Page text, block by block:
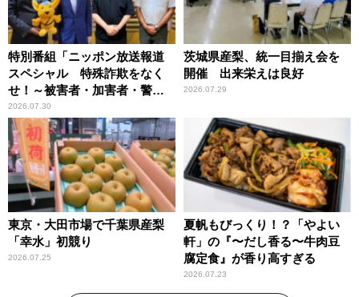
特別番組「ニッポン放送報道
スペシャル 特殊詐欺をなく
せ！～被害者・加害者・警視
庁が語るトクリュウの実態
～」放送
2026.07.30
茨城県産梨、統一目揃え会を
開催 出来栄えは良好
2026.07.29
東京・大田市場で千葉県産梨
「幸水」初競り
2026.07.25
夏帆もびっくり！？「やよい
軒」の『〜だし香る〜牛肉豆
腐定食』が香り高すぎる
2026.07.23